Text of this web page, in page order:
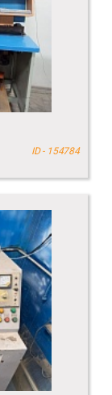
ID - 154784